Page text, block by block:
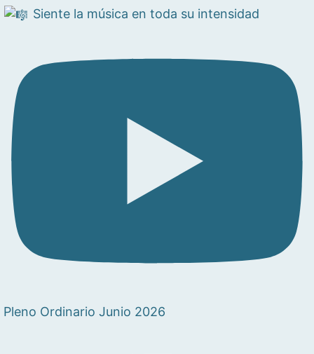
Siente la música en toda su intensidad
Pleno Ordinario Junio 2026